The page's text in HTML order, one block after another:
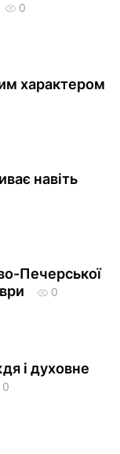
0
характером
навіть
Печерської
0
і духовне
0